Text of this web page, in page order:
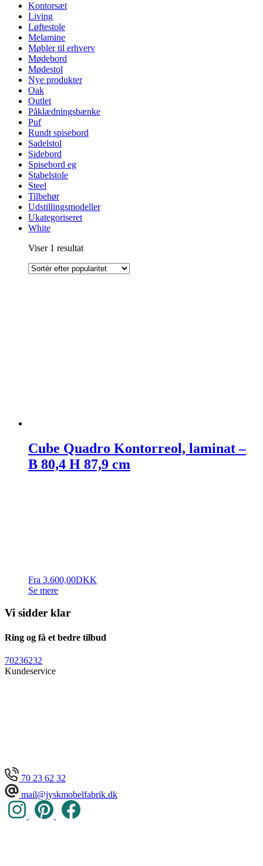
Kontorsæt
Living
Løftestole
Melamine
Møbler til erhverv
Mødebord
Mødestol
Nye produkter
Oak
Outlet
Påklædningsbænke
Puf
Rundt spisebord
Sadelstol
Sidebord
Spisebord eg
Stabelstole
Steel
Tilbehør
Udstillingsmodeller
Ukategoriseret
White
Viser 1 resultat
Cube Quadro Kontorreol, laminat –
B 80,4 H 87,9 cm
Fra 3.600,00DKK
Se mere
Vi sidder klar
Ring og få et bedre tilbud
70236232
Kundeservice
70 23 62 32
mail@jyskmobelfabrik.dk